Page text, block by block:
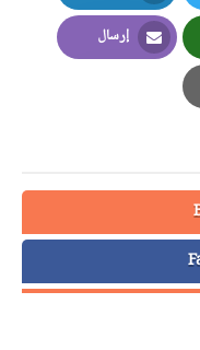
LinkedIn
إرسال
Email